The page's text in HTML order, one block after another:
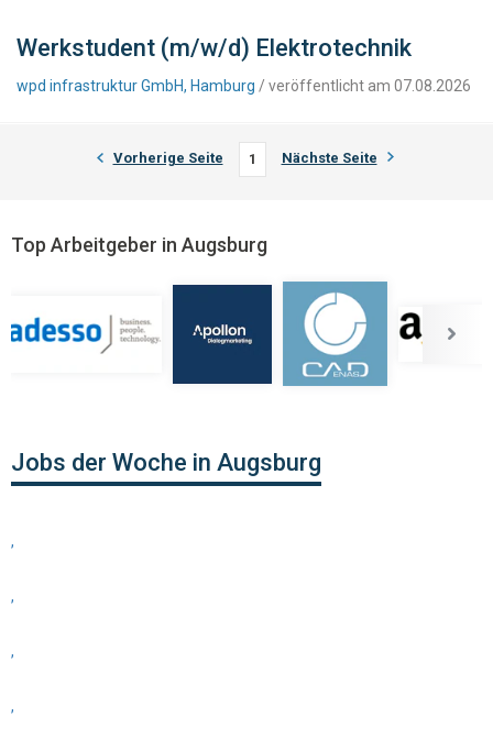
Werkstudent (m/w/d) Elektrotechnik
wpd infrastruktur GmbH, Hamburg / veröffentlicht am 07.08.2026
Vorherige Seite 1 Nächste Seite
Top Arbeitgeber in Augsburg
Jobs der Woche in Augsburg
,
,
,
,